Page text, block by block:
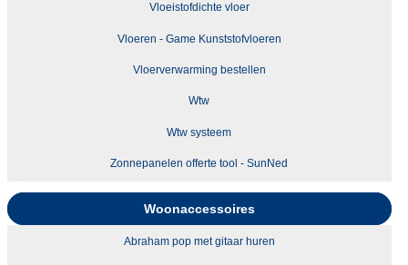
Vloeistofdichte vloer
Vloeren - Game Kunststofvloeren
Vloerverwarming bestellen
Wtw
Wtw systeem
Zonnepanelen offerte tool - SunNed
Woonaccessoires
Abraham pop met gitaar huren